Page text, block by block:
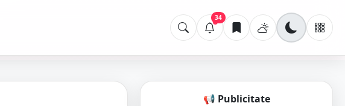
34
📢 Publicitate